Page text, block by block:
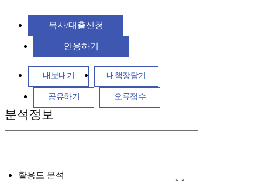
복사/대출신청
인용하기
내보내기 내책장담기
공유하기 오류접수
분석정보
활용도 분석